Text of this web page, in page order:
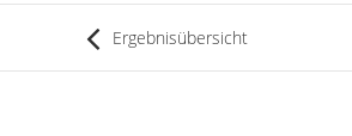
Ergebnisübersicht